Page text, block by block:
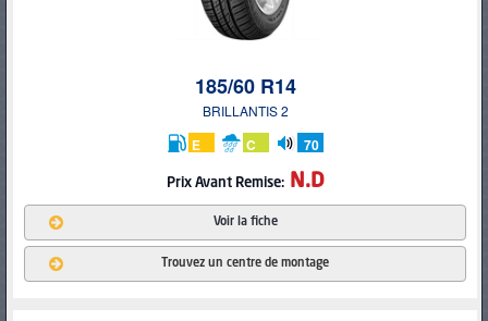
185/60 R14
BRILLANTIS 2
E C
70
Prix Avant Remise:N.D
Voir la fiche
Trouvez un centre de montage